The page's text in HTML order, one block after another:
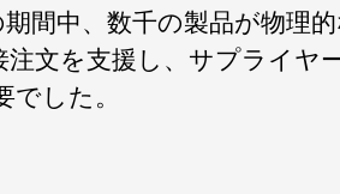
期間中、数千の製品が物
注文を支援し、サプライ
した。